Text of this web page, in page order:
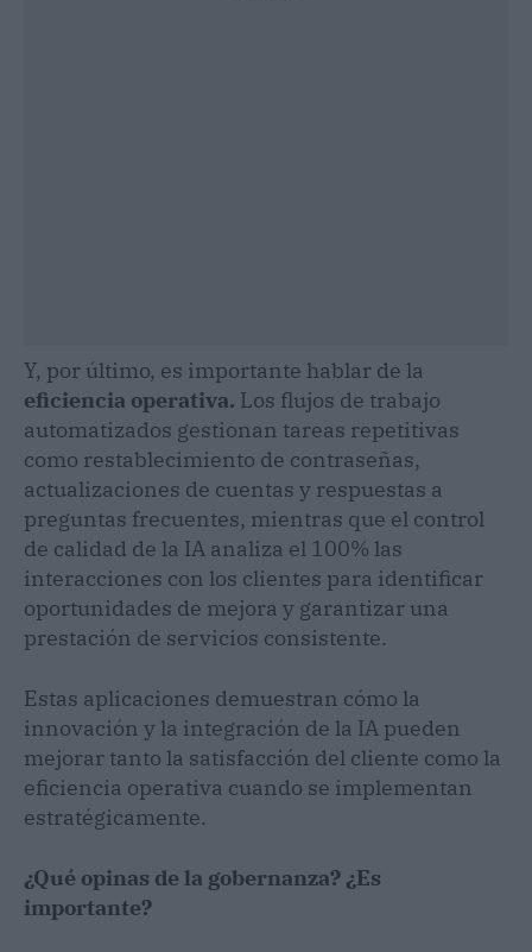
Y, por último, es importante hablar de la
eficiencia operativa. Los flujos de trabajo
automatizados gestionan tareas repetitivas
como restablecimiento de contraseñas,
actualizaciones de cuentas y respuestas a
preguntas frecuentes, mientras que el control
de calidad de la IA analiza el 100% las
interacciones con los clientes para identificar
oportunidades de mejora y garantizar una
prestación de servicios consistente.
Estas aplicaciones demuestran cómo la
innovación y la integración de la IA pueden
mejorar tanto la satisfacción del cliente como la
eficiencia operativa cuando se implementan
estratégicamente.
¿Qué opinas de la gobernanza? ¿Es
importante?